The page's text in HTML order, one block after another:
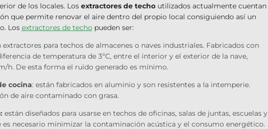
de los locales. Los extractores de techoutilizados actualmente cuentan
que permite renovar el aire dentro del propio local consiguiendo así un
Los extractores de techo pueden ser:
extractores para techos de almacenes o naves industriales. Fabricados con
de temperatura de 3ºC, entre el interior y el exterior de la nave,
h. De esta forma el ruido generado es mínimo.
cocina: están fabricados en aluminio y son resistentes a la intemperie.
de aire contaminado con grasa.
están diseñados para usarse en techos de oficinas, salas de juntas, escuelas y
necesario minimizar la contaminación acústica y el consumo energético.